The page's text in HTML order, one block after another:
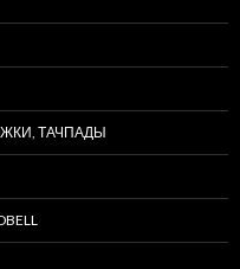
ТАЧПАДЫ